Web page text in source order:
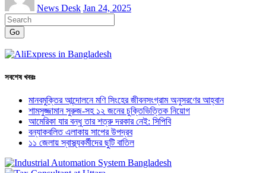
News Desk Jan 24, 2025
Go
সবশেষ খবরঃ
মানবমুক্তির আন্দোলনে মণি সিংহের জীবনসংগ্রাম অনুসরণের আহ্বান
শামসুজ্জামান সুরুজ-সহ ১২ জনের চুক্তিভিত্তিক নিয়োগ
আমেরিকা যার বন্ধু তার শত্রু দরকার নেই: সিপিবি
বন্যাকবলিত এলাকায় সাপের উপদ্রব
১১ জেলায় স্বাস্থ্যকর্মীদের ছুটি বাতিল